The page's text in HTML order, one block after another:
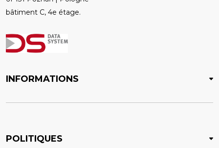
bâtiment C, 4e étage.
INFORMATIONS
POLITIQUES